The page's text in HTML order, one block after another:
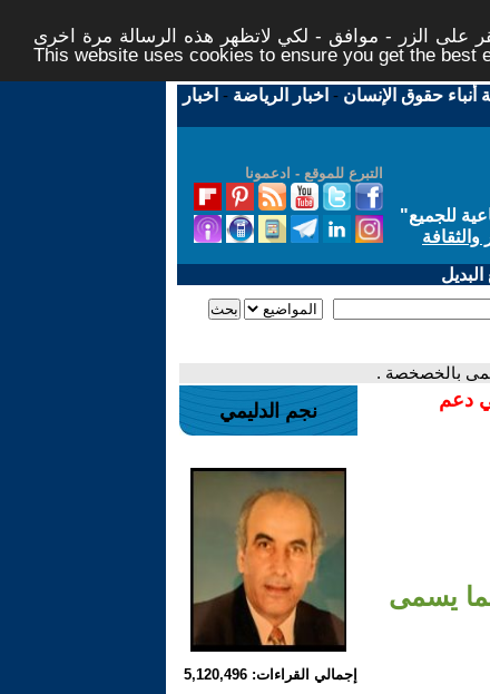
على الزر - موافق - لكي لاتظهر هذه الرسالة مرة اخرى -
This website uses cookies to ensure you get the best
أنباء حقوق الإنسان - اخبار الرياضة - اخبار
التبرع للموقع - ادعمونا
للجميع"
بالخصخصة .
دعم
يسمى
نجم الدليمي
إجمالي القراءات: 5,120,496